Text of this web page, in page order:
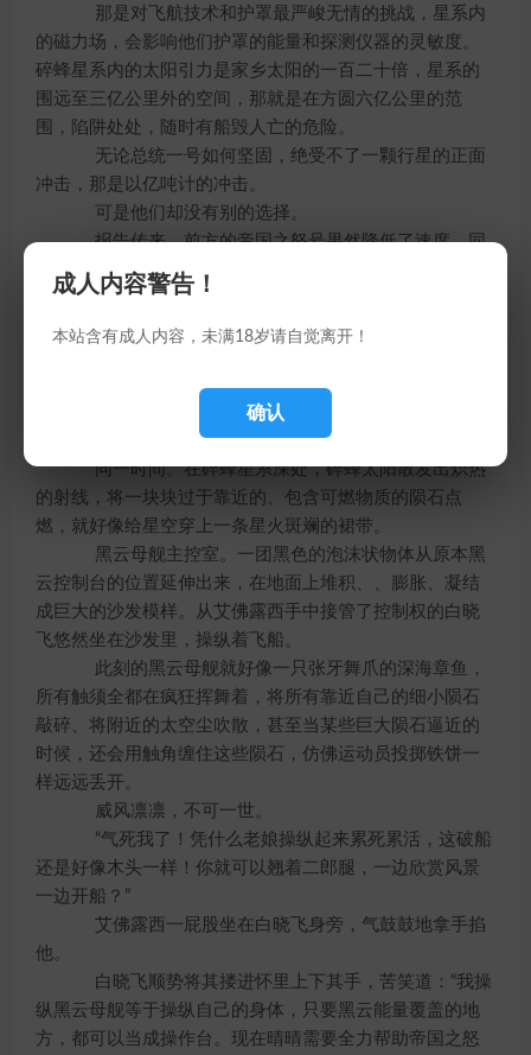
成人内容警告！
本站含有成人内容，未满18岁请自觉离开！
确认
那是对飞航技术和护罩最严峻无情的挑战，星系内
的磁力场，会影响他们护罩的能量和探测仪器的灵敏度。
碎蜂星系内的太阳引力是家乡太阳的一百二十倍，星系的
围远至三亿公里外的空间，那就是在方圆六亿公里的范
围，陷阱处处，随时有船毁人亡的危险。
无论总统一号如何坚固，绝受不了一颗行星的正面
冲击，那是以亿吨计的冲击。
可是他们却没有别的选择。
报告传来，前方的帝国之怒号果然降低了速度，同
时却一头扎进了碎蜂星系外围。
这等于是赤裸裸的威胁！
萨拉丁和叶长天两人为之色变。
方，否则在茫茫的星空，将永远再找不到帝国之怒号的踪
同一时间。在碎蜂星系深处，碎蜂太阳散发出炽热
的射线，将一块块过于靠近的、包含可燃物质的陨石点
燃，就好像给星空穿上一条星火斑斓的裙带。
黑云母舰主控室。一团黑色的泡沫状物体从原本黑
云控制台的位置延伸出来，在地面上堆积、、膨胀、凝结
成巨大的沙发模样。从艾佛露西手中接管了控制权的白晓
飞悠然坐在沙发里，操纵着飞船。
此刻的黑云母舰就好像一只张牙舞爪的深海章鱼，
所有触须全都在疯狂挥舞着，将所有靠近自己的细小陨石
敲碎、将附近的太空尘吹散，甚至当某些巨大陨石逼近的
时候，还会用触角缠住这些陨石，仿佛运动员投掷铁饼一
样远远丢开。
威风凛凛，不可一世。
“气死我了！凭什么老娘操纵起来累死累活，这破船
还是好像木头一样！你就可以翘着二郎腿，一边欣赏风景
一边开船？”
艾佛露西一屁股坐在白晓飞身旁，气鼓鼓地拿手掐
他。
白晓飞顺势将其搂进怀里上下其手，苦笑道：“我操
纵黑云母舰等于操纵自己的身体，只要黑云能量覆盖的地
方，都可以当成操作台。现在晴晴需要全力帮助帝国之怒